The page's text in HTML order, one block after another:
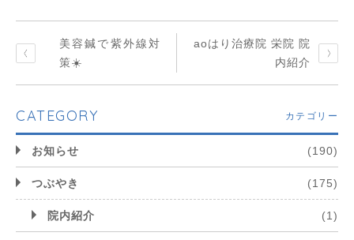
美容鍼で紫外線対
策☀️
aoはり治療院 栄院 院
内紹介
CATEGORY カテゴリー
お知らせ (190)
つぶやき (175)
院内紹介 (1)